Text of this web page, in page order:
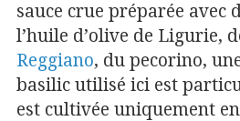
sauce crue préparée avec
l’huile d’olive de Ligurie,
Reggiano, du pecorino,
basilic utilisé ici est
est cultivée uniquement